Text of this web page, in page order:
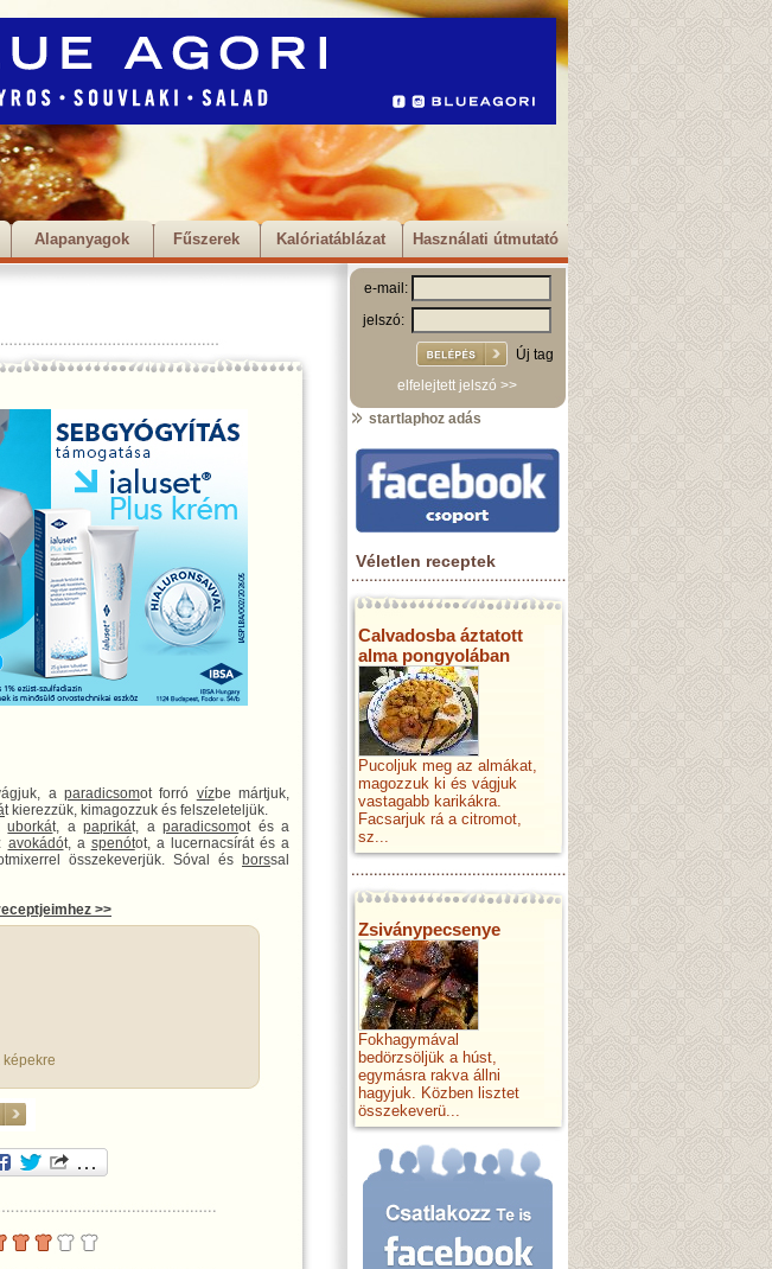
Alapanyagok Fűszerek Kalóriatáblázat Használati útmutató
aparadicsomot forró vízbe mártjuk,
t kierezzük, kimagozzuk és felszeleteljük.
uborkát, apaprikát, aparadicsomot és a
avokádót, a spenótot, a lucernacsírát és a
összekeverjük. Sóval és borssal
>>
e-mail:
jelszó:
Új tag
elfelejtett jelszó >>
startlaphoz adás
Véletlen receptek
Calvadosba áztatott
alma pongyolában
Pucoljuk meg az almákat,
magozzuk ki és vágjuk
vastagabb karikákra.
Facsarjuk rá a citromot,
sz...
Zsiványpecsenye
Fokhagymával
bedörzsöljük a húst,
egymásra rakva állni
hagyjuk. Közben lisztet
összekeverü...